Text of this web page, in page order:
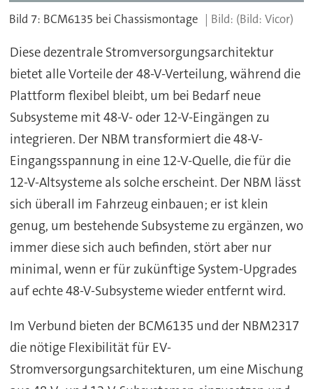
Bild 7: BCM6135 bei Chassismontage (Bild: Vicor)
Diese dezentrale Stromversorgungsarchitektur
bietet alle Vorteile der 48-V-Verteilung, während die
Plattform flexibel bleibt, um bei Bedarf neue
Subsysteme mit 48-V- oder 12-V-Eingängen zu
integrieren. Der NBM transformiert die 48-V-
Eingangsspannung in eine 12-V-Quelle, die für die
12-V-Altsysteme als solche erscheint. Der NBM lässt
sich überall im Fahrzeug einbauen; er ist klein
genug, um bestehende Subsysteme zu ergänzen, wo
immer diese sich auch befinden, stört aber nur
minimal, wenn er für zukünftige System-Upgrades
auf echte 48-V-Subsysteme wieder entfernt wird.
Im Verbund bieten der BCM6135 und der NBM2317
die nötige Flexibilität für EV-
Stromversorgungsarchitekturen, um eine Mischung